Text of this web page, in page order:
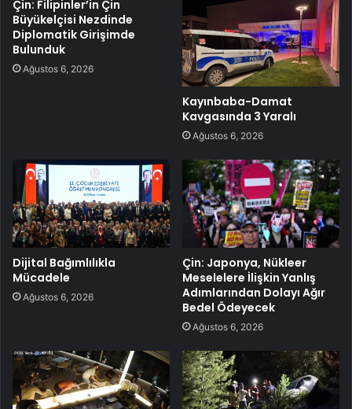
Çin: Filipinler’in Çin
Büyükelçisi Nezdinde
Diplomatik Girişimde
Bulunduk
Ağustos 6, 2026
Kayınbaba-Damat
Kavgasında 3 Yaralı
Ağustos 6, 2026
Dijital Bağımlılıkla
Mücadele
Ağustos 6, 2026
Çin: Japonya, Nükleer
Meselelere İlişkin Yanlış
Adımlarından Dolayı Ağır
Bedel Ödeyecek
Ağustos 6, 2026